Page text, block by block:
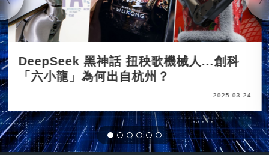
DeepSeek 黑神話 扭秧歌機械人...創科
「六小龍」為何出自杭州？
2025-03-24